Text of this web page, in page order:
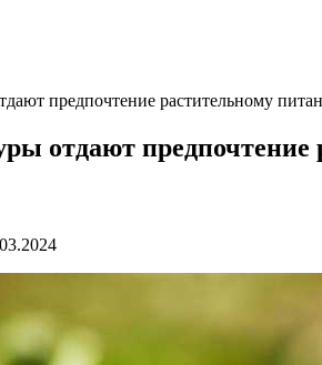
предпочтение растительному
отдают